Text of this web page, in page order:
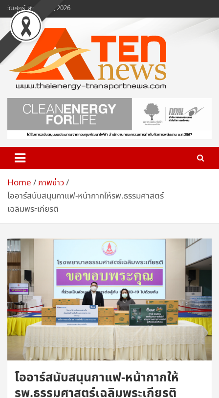
Skip
to
content
วันศุกร์, สิงหาคม 7, 2026
www.ten-news.com
ข่าวพลังงานและคมนาคม
Home ภาพข่าว
โออาร์สนับสนุนกาแฟ-หน้ากากให้รพ.ธรรมศาสตร์
เฉลิมพระเกียรติ
โออาร์สนับสนุนกาแฟ-หน้ากากให้
รพ.ธรรมศาสตร์เฉลิมพระเกียรติ